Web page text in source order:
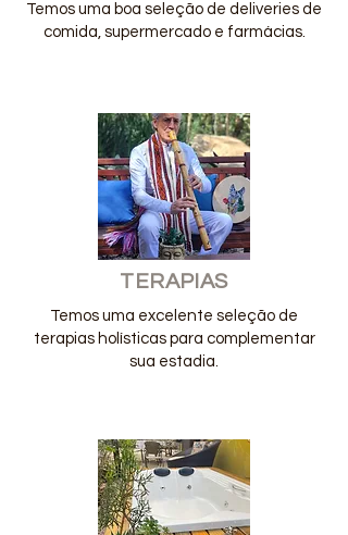
Temos uma boa seleção de deliveries de
comida, supermercado e farmácias.
TERAPIAS
Temos uma excelente seleção de
terapias holísticas para complementar
sua estadia.